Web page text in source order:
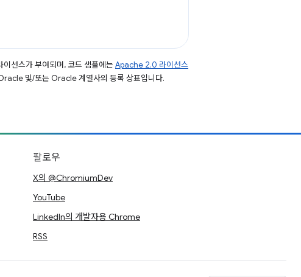
이선스가 부여되며, 코드 샘플에는 Apache 2.0 라이선스
및/또는 Oracle 계열사의 등록 상표입니다.
팔로우
X의 @ChromiumDev
YouTube
LinkedIn의 개발자용 Chrome
RSS